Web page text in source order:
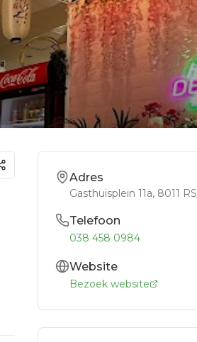
Adres
Gasthuisplein 11a, 8011 RS
Telefoon
038 458 0984
Website
Bezoek website